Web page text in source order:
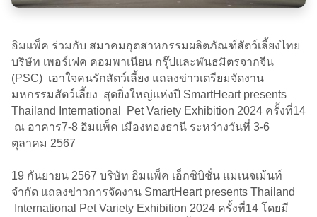
อิมแพ็ค ร่วมกับ สมาคมอุตสาหกรรมผลิตภัณฑ์สัตว์เลี้ยงไทย
บริษัท เพอร์เฟค คอมพาเนียน กรุ๊ปและพันธมิตรจากจีน
(PSC) เอาใจคนรักสัตว์เลี้ยง แถลงข่าวเตรียมจัดงาน
มหกรรมสัตว์เลี้ยง สุดยิ่งใหญ่แห่งปี SmartHeart presents
Thailand International Pet Variety Exhibition 2024 ครั้งที่14
ณ อาคาร7-8 อิมแพ็ค เมืองทองธานี ระหว่างวันที่ 3-6
ตุลาคม 2567
19 กันยายน 2567 บริษัท อิมแพ็ค เอ็กซิบิชั่น แมเนจเม้นท์
จำกัด แถลงข่าวการจัดงาน SmartHeart presents Thailand
International Pet Variety Exhibition 2024 ครั้งที่14 โดยมี